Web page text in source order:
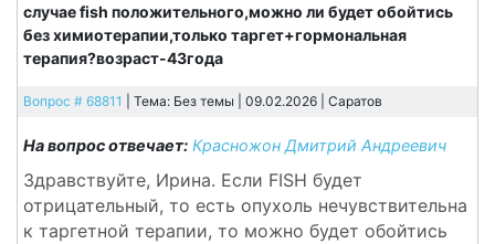
случае fish положительного,можно ли будет обойтись
без химиотерапии,только таргет+гормональная
терапия?возраст-43года
Вопрос # 68811 | Тема: Без темы | 09.02.2026 | Саратов
На вопрос отвечает: Красножон Дмитрий Андреевич
Здравствуйте, Ирина. Если FISH будет
отрицательный, то есть опухоль нечувствительна
к таргетной терапии, то можно будет обойтись